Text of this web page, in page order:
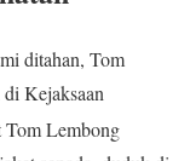
ditahan, Tom
Kejaksaan
Tom Lembong